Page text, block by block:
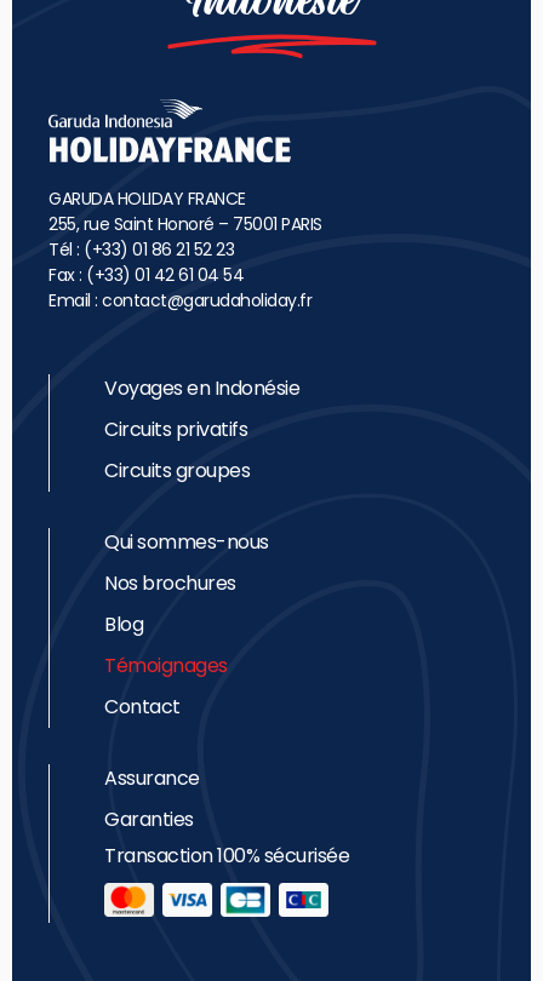
GARUDA HOLIDAY FRANCE
255, rue Saint Honoré – 75001 PARIS
Tél : (+33) 01 86 21 52 23
Fax : (+33) 01 42 61 04 54
Email : contact@garudaholiday.fr
Voyages en Indonésie
Circuits privatifs
Circuits groupes
Qui sommes-nous
Nos brochures
Blog
Témoignages
Contact
Assurance
Garanties
Transaction 100% sécurisée